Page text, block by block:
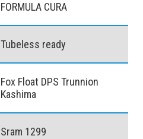
FORMULA CURA
Tubeless ready
Fox Float DPS Trunnion
Kashima
Sram 1299